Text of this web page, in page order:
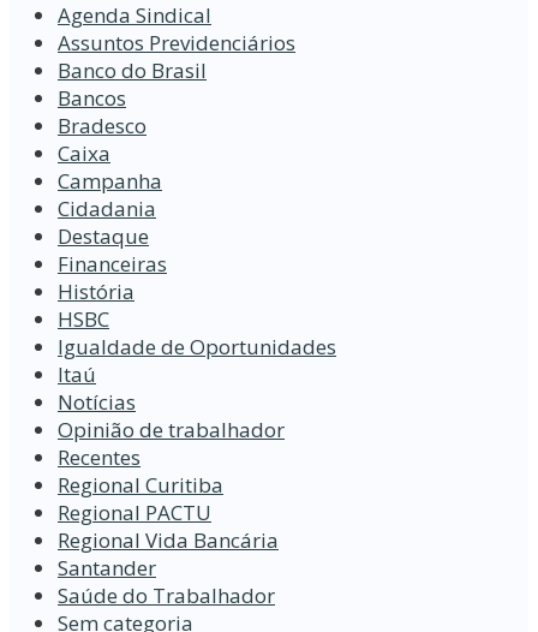
Agenda Sindical
Assuntos Previdenciários
Banco do Brasil
Bancos
Bradesco
Caixa
Campanha
Cidadania
Destaque
Financeiras
História
HSBC
Igualdade de Oportunidades
Itaú
Notícias
Opinião de trabalhador
Recentes
Regional Curitiba
Regional PACTU
Regional Vida Bancária
Santander
Saúde do Trabalhador
Sem categoria